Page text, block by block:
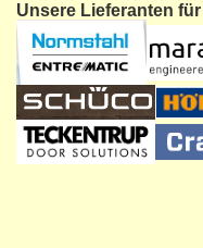
Unsere Lieferanten